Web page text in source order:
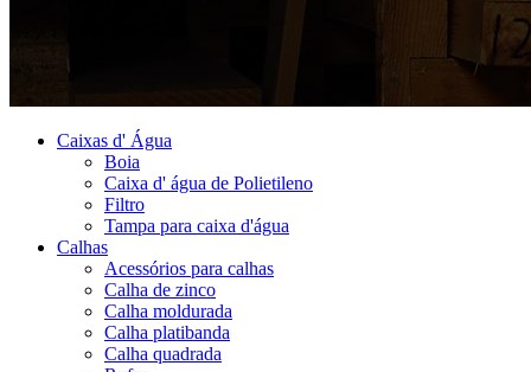
Caixas d' Água
Boia
Caixa d' água de Polietileno
Filtro
Tampa para caixa d'água
Calhas
Acessórios para calhas
Calha de zinco
Calha moldurada
Calha platibanda
Calha quadrada